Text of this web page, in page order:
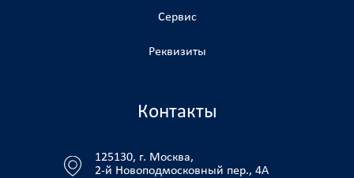
Сервис
Реквизиты
Контакты
125130, г. Москва,
2-й Новоподмосковный пер., 4А